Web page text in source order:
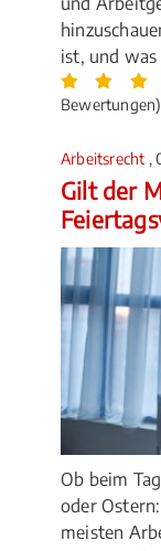
ist, und
Bewertungen)
Arbeitsrecht ,
Gilt der
Ob beim
oder
meisten